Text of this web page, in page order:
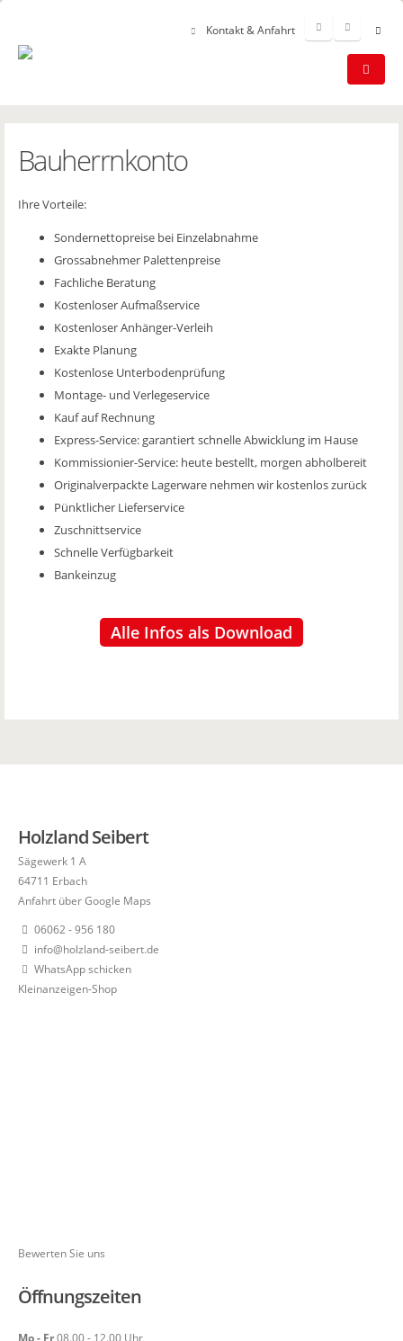
Kontakt & Anfahrt
Bauherrnkonto
Ihre Vorteile:
Sondernettopreise bei Einzelabnahme
Grossabnehmer Palettenpreise
Fachliche Beratung
Kostenloser Aufmaßservice
Kostenloser Anhänger-Verleih
Exakte Planung
Kostenlose Unterbodenprüfung
Montage- und Verlegeservice
Kauf auf Rechnung
Express-Service: garantiert schnelle Abwicklung im Hause
Kommissionier-Service: heute bestellt, morgen abholbereit
Originalverpackte Lagerware nehmen wir kostenlos zurück
Pünktlicher Lieferservice
Zuschnittservice
Schnelle Verfügbarkeit
Bankeinzug
Alle Infos als Download
Holzland Seibert
Sägewerk 1 A
64711 Erbach
Anfahrt über Google Maps
06062 - 956 180
info@holzland-seibert.de
WhatsApp schicken
Kleinanzeigen-Shop
Bewerten Sie uns
Öffnungszeiten
Mo - Fr08.00 - 12.00 Uhr